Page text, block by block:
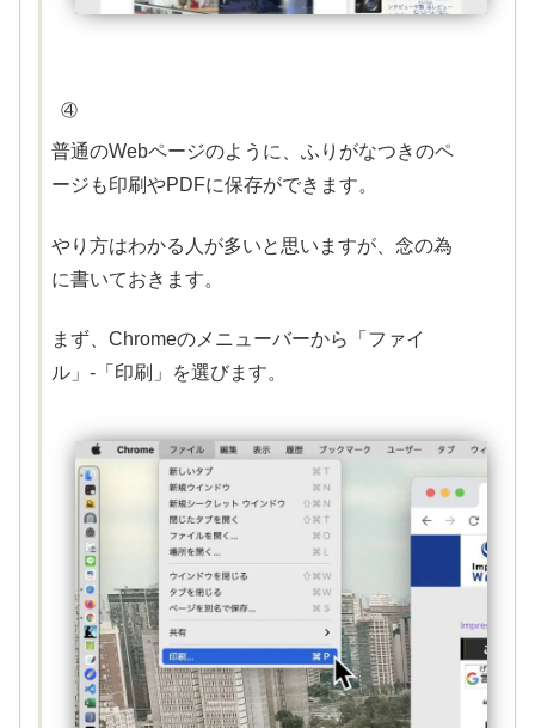
④
普通のWebページのように、ふりがなつきのペ
ージも印刷やPDFに保存ができます。
やり方はわかる人が多いと思いますが、念の為
に書いておきます。
まず、Chromeのメニューバーから「ファイ
ル」-「印刷」を選びます。